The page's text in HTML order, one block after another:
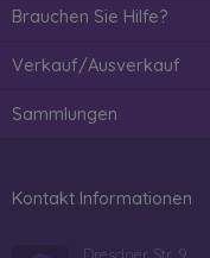
Brauchen Sie Hilfe?
Verkauf/Ausverkauf
Sammlungen
Kontakt Informationen